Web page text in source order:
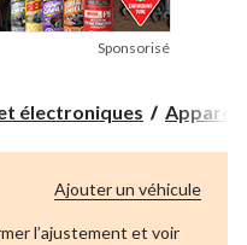
Sponsorisé
électroniques
l’ajustement et voir
Ajouter un véhicule